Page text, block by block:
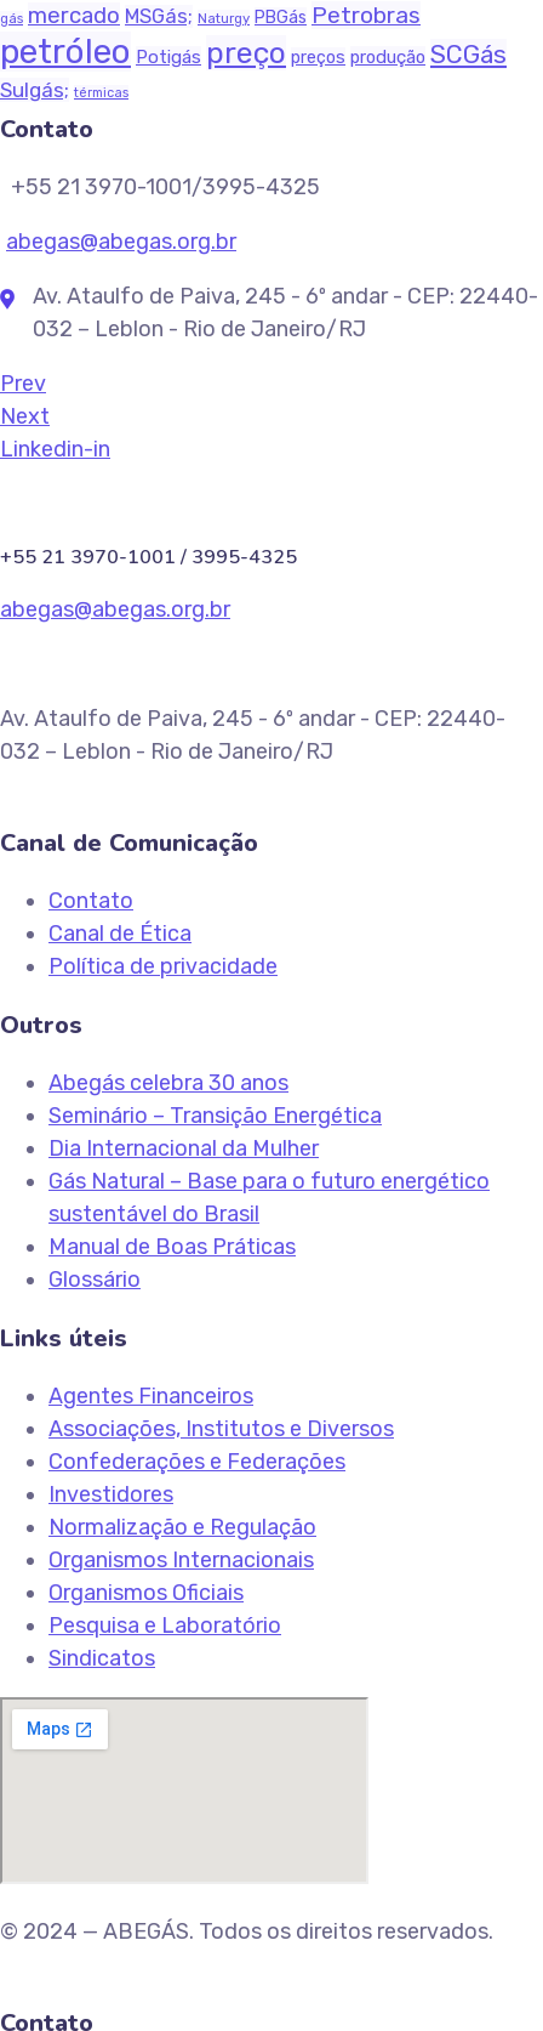
gás mercado MSGás; Naturgy PBGás Petrobras
petróleo Potigás preço preços produção SCGás
Sulgás; térmicas
Contato
+55 21 3970-1001/3995-4325
abegas@abegas.org.br
Av. Ataulfo de Paiva, 245 - 6º andar - CEP: 22440-
032 – Leblon - Rio de Janeiro/RJ
Prev
Next
Linkedin-in
+55 21 3970-1001 / 3995-4325
abegas@abegas.org.br
Av. Ataulfo de Paiva, 245 - 6º andar - CEP: 22440-
032 – Leblon - Rio de Janeiro/RJ
Canal de Comunicação
Contato
Canal de Ética
Política de privacidade
Outros
Abegás celebra 30 anos
Seminário – Transição Energética
Dia Internacional da Mulher
Gás Natural – Base para o futuro energético
sustentável do Brasil
Manual de Boas Práticas
Glossário
Links úteis
Agentes Financeiros
Associações, Institutos e Diversos
Confederações e Federações
Investidores
Normalização e Regulação
Organismos Internacionais
Organismos Oficiais
Pesquisa e Laboratório
Sindicatos
© 2024 — ABEGÁS. Todos os direitos reservados.
Contato